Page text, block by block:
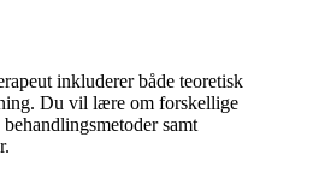
inkluderer både teoretisk
Du vil lære om forskellige
samt